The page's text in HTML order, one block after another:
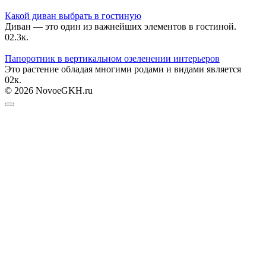
Какой диван выбрать в гостиную
Диван — это один из важнейших элементов в гостиной.
02.3к.
Папоротник в вертикальном озеленении интерьеров
Это растение обладая многими родами и видами является
02к.
© 2026 NovoeGKH.ru